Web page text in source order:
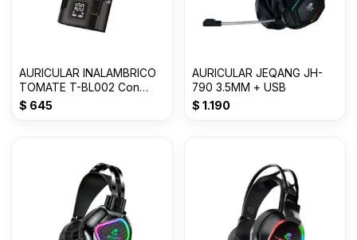
AURICULAR INALAMBRICO
TOMATE T-BL002 Con
50% OFF
$ 645
AURICULAR JEQANG JH-
790 3.5MM + USB
$ 1.190